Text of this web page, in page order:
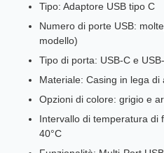
Tipo: Adaptore USB tipo C
Numero di porte USB:
modello)
Tipo di porta: USB-C e
Materiale: Casing in lega di
Opzioni di colore: grigio e
Intervallo di temperatura di
40°C